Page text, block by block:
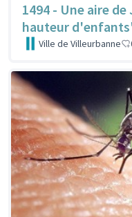
1494 - Une aire
hauteur
Ville de Villeurbanne